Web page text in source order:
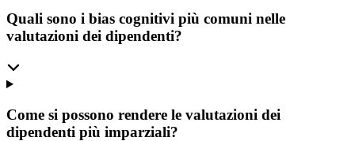
Quali sono i bias cognitivi più comuni nelle
valutazioni dei dipendenti?
Come si possono rendere le valutazioni dei
dipendenti più imparziali?